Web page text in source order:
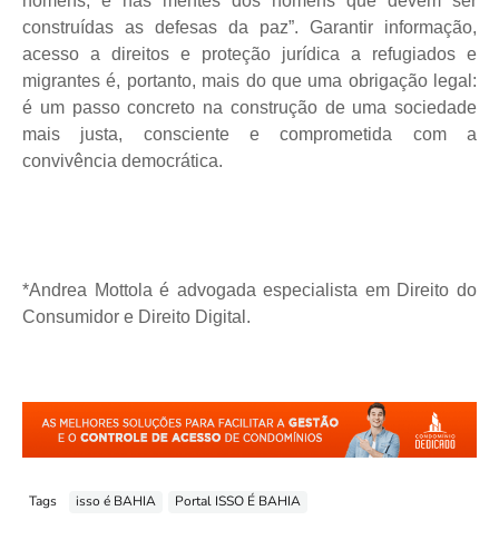
construídas as defesas da paz”. Garantir informação,
acesso a direitos e proteção jurídica a refugiados e
migrantes é, portanto, mais do que uma obrigação legal:
é um passo concreto na construção de uma sociedade
mais justa, consciente e comprometida com a
convivência democrática.
*Andrea Mottola é advogada especialista em Direito do
Consumidor e Direito Digital.
Tags isso é BAHIA Portal ISSO É BAHIA